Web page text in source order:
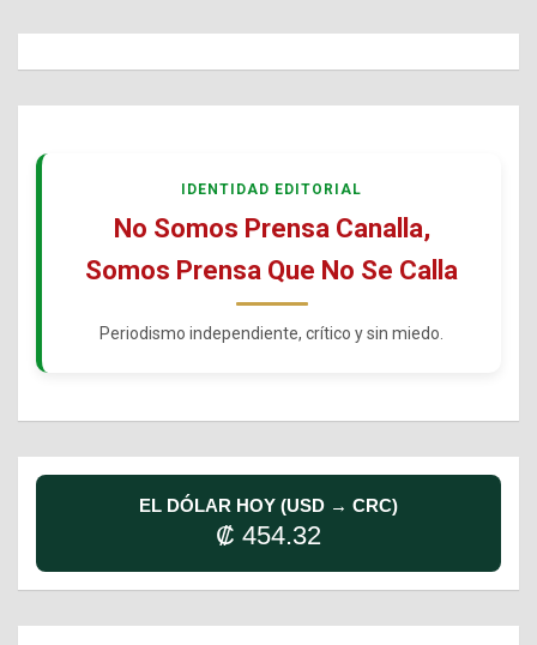
IDENTIDAD EDITORIAL
No Somos Prensa Canalla,
Somos Prensa Que No Se Calla
Periodismo independiente, crítico y sin miedo.
EL DÓLAR HOY (USD → CRC)
₡ 454.32